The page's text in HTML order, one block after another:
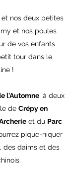
nos deux petites
et nos poules
de vos enfants
tour dans le
!
l'Automne, à deux
de Crépy en
et du Parc
pique-niquer
des daims et des